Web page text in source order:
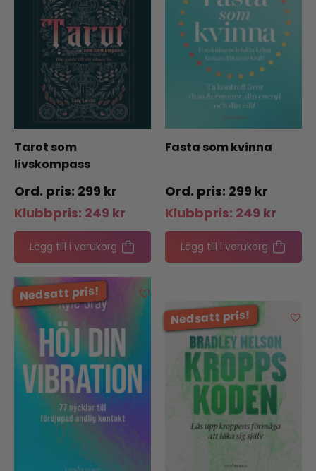
Tarot som
livskompass
299 kr
Klubbpris: 249 kr
Lägg till i varukorg
Fasta som kvinna
299 kr
Klubbpris: 249 kr
Lägg till i varukorg